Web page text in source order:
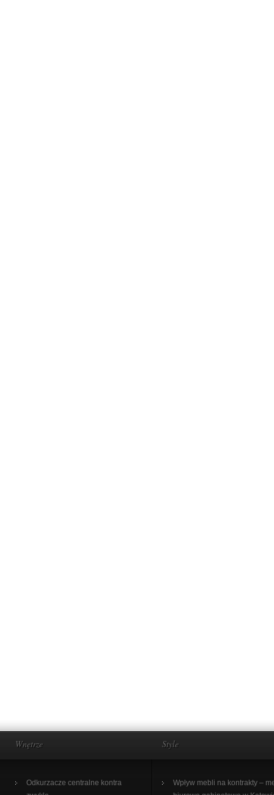
Wnętrze
Odkurzacze centralne kontra
Style
Wpływ mebli na kontrakty –